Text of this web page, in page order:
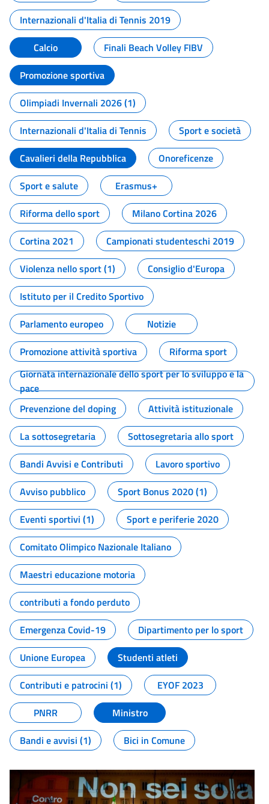
Internazionali d'Italia di Tennis 2019
Calcio
Finali Beach Volley FIBV
Promozione sportiva
Olimpiadi Invernali 2026 (1)
Internazionali d'Italia di Tennis
Sport e società
Cavalieri della Repubblica
Onoreficenze
Sport e salute
Erasmus+
Riforma dello sport
Milano Cortina 2026
Cortina 2021
Campionati studenteschi 2019
Violenza nello sport (1)
Consiglio d'Europa
Istituto per il Credito Sportivo
Parlamento europeo
Notizie
Promozione attività sportiva
Riforma sport
Giornata internazionale dello sport per lo sviluppo e la
pace
Prevenzione del doping
Attività istituzionale
La sottosegretaria
Sottosegretaria allo sport
Bandi Avvisi e Contributi
Lavoro sportivo
Avviso pubblico
Sport Bonus 2020 (1)
Eventi sportivi (1)
Sport e periferie 2020
Comitato Olimpico Nazionale Italiano
Maestri educazione motoria
contributi a fondo perduto
Emergenza Covid-19
Dipartimento per lo sport
Unione Europea
Studenti atleti
Contributi e patrocini (1)
EYOF 2023
PNRR
Ministro
Bandi e avvisi (1)
Bici in Comune